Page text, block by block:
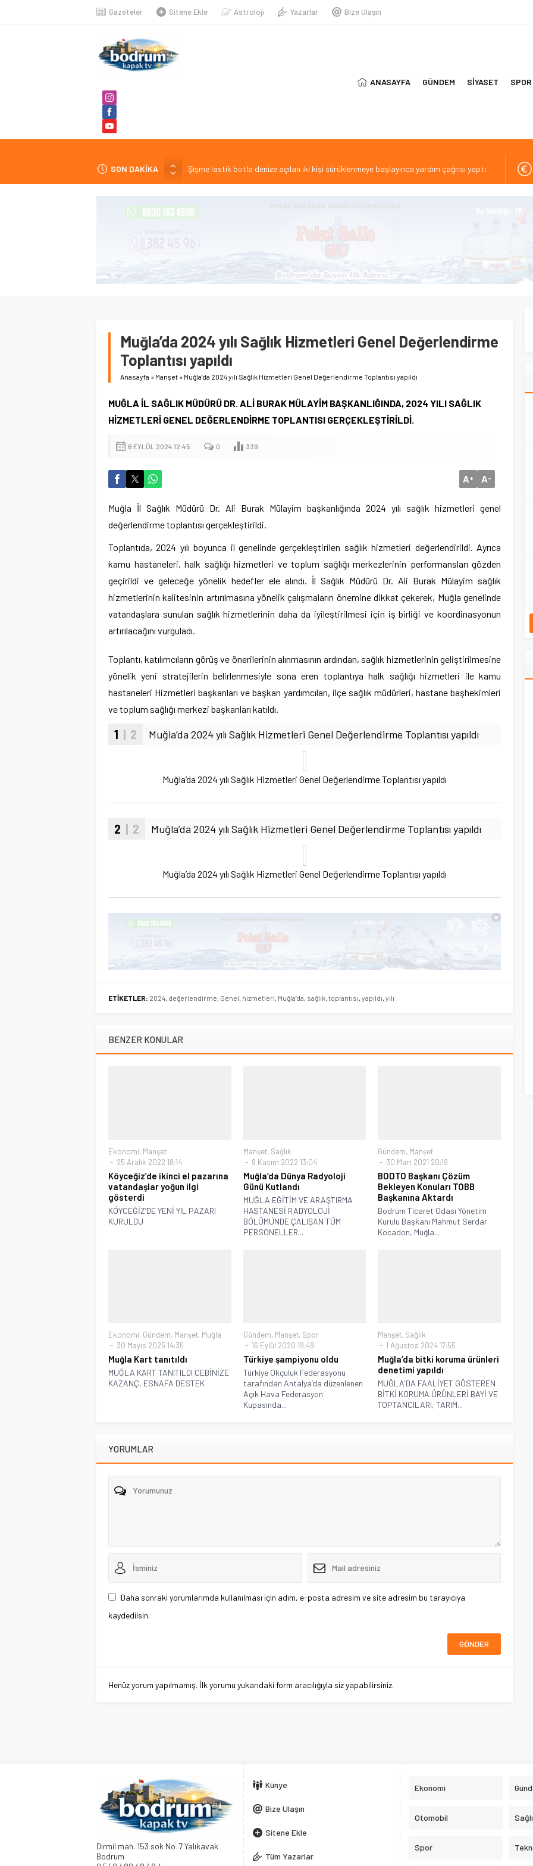
Gazeteler Sitene Ekle Astroloji Yazarlar Bize Ulaşın
ANASAYFA GÜNDEM SİYASET SPOR
SON DAKİKA
Şişme lastik botla denize açılan iki kişi sürüklenmeye başlayınca yardım çağrısı yaptı
4 gündür kayıp şahıs serada ölü bulundu
Zeytin Çiçeği Uluslararası Kısa Film Yarışması İçin Başvurular Başladı
Muğla’da 2024 yılı Sağlık Hizmetleri Genel Değerlendirme
Toplantısı yapıldı
Anasayfa » Manşet » Muğla’da 2024 yılı Sağlık Hizmetleri Genel Değerlendirme Toplantısı yapıldı
MUĞLA İL SAĞLIK MÜDÜRÜ DR. ALİ BURAK MÜLAYİM BAŞKANLIĞINDA, 2024 YILI SAĞLIK
HİZMETLERİ GENEL DEĞERLENDİRME TOPLANTISI GERÇEKLEŞTİRİLDİ.
6 EYLÜL 2024 12:45 0 339
A+ A-
Muğla İl Sağlık Müdürü Dr. Ali Burak Mülayim başkanlığında 2024 yılı sağlık hizmetleri genel
değerlendirme toplantısı gerçekleştirildi.
Toplantıda, 2024 yılı boyunca il genelinde gerçekleştirilen sağlık hizmetleri değerlendirildi. Ayrıca
kamu hastaneleri, halk sağlığı hizmetleri ve toplum sağlığı merkezlerinin performansları gözden
geçirildi ve geleceğe yönelik hedefler ele alındı. İl Sağlık Müdürü Dr. Ali Burak Mülayim sağlık
hizmetlerinin kalitesinin artırılmasına yönelik çalışmaların önemine dikkat çekerek, Muğla genelinde
vatandaşlara sunulan sağlık hizmetlerinin daha da iyileştirilmesi için iş birliği ve koordinasyonun
artırılacağını vurguladı.
Toplantı, katılımcıların görüş ve önerilerinin alınmasının ardından, sağlık hizmetlerinin geliştirilmesine
yönelik yeni stratejilerin belirlenmesiyle sona eren toplantıya halk sağlığı hizmetleri ile kamu
hastaneleri Hizmetleri başkanları ve başkan yardımcıları, ilçe sağlık müdürleri, hastane başhekimleri
ve toplum sağlığı merkezi başkanları katıldı.
1 | 2 Muğla’da 2024 yılı Sağlık Hizmetleri Genel Değerlendirme Toplantısı yapıldı
Muğla’da 2024 yılı Sağlık Hizmetleri Genel Değerlendirme Toplantısı yapıldı
2 | 2 Muğla’da 2024 yılı Sağlık Hizmetleri Genel Değerlendirme Toplantısı yapıldı
Muğla’da 2024 yılı Sağlık Hizmetleri Genel Değerlendirme Toplantısı yapıldı
ETİKETLER: 2024 değerlendirme Genel hizmetleri Muğla’da sağlık toplantısı yapıldı yılı
BENZER KONULAR
Ekonomi, Manşet
25 Aralık 2022 18:14
Köyceğiz’de ikinci el pazarına
vatandaşlar yoğun ilgi
gösterdi
KÖYCEĞİZ’DE YENİ YIL PAZARI
KURULDU
Manşet, Sağlık
9 Kasım 2022 13:04
Muğla’da Dünya Radyoloji
Günü Kutlandı
MUĞLA EĞİTİM VE ARAŞTIRMA
HASTANESİ RADYOLOJİ
BÖLÜMÜNDE ÇALIŞAN TÜM
PERSONELLER...
Gündem, Manşet
30 Mart 2021 20:19
BODTO Başkanı Çözüm
Bekleyen Konuları TOBB
Başkanına Aktardı
Bodrum Ticaret Odası Yönetim
Kurulu Başkanı Mahmut Serdar
Kocadon, Muğla...
Ekonomi, Gündem, Manşet, Muğla
30 Mayıs 2025 14:35
Muğla Kart tanıtıldı
MUĞLA KART TANITILDI CEBİNİZE
KAZANÇ, ESNAFA DESTEK
Gündem, Manşet, Spor
16 Eylül 2020 19:49
Türkiye şampiyonu oldu
Türkiye Okçuluk Federasyonu
tarafından Antalya’da düzenlenen
Açık Hava Federasyon
Kupasında...
Manşet, Sağlık
1 Ağustos 2024 17:55
Muğla’da bitki koruma ürünleri
denetimi yapıldı
MUĞLA'DA FAALİYET GÖSTEREN
BİTKİ KORUMA ÜRÜNLERİ BAYİ VE
TOPTANCILARI, TARIM...
YORUMLAR
Daha sonraki yorumlarımda kullanılması için adım, e-posta adresim ve site adresim bu tarayıcıya
kaydedilsin.
Henüz yorum yapılmamış. İlk yorumu yukarıdaki form aracılığıyla siz yapabilirsiniz.
Dirmil mah. 153 sok No:7 Yalıkavak
Bodrum
Künye
Bize Ulaşın
Sitene Ekle
Tüm Yazarlar
Ekonomi
Otomobil
Spor